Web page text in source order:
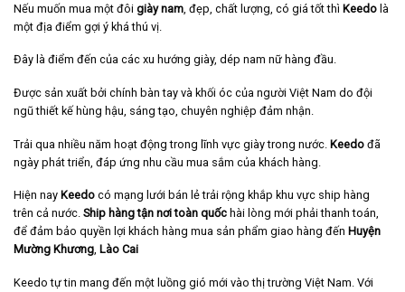
Nếu muốn mua một đôi giày nam , đẹp, chất lượng, có giá tốt thì Keedo là
một địa điểm gợi ý khá thú vị.
Đây là điểm đến của các xu hướng giày, dép nam nữ hàng đầu.
Được sản xuất bởi chính bàn tay và khối óc của người Việt Nam do đội
ngũ thiết kế hùng hậu, sáng tạo, chuyên nghiệp đảm nhận.
Trải qua nhiều năm hoạt động trong lĩnh vực giày trong nước. Keedo đã
ngày phát triển, đáp ứng nhu cầu mua sắm của khách hàng.
Hiện nay Keedo có mạng lưới bán lẻ trải rộng khắp khu vực ship hàng
trên cả nước. Ship hàng tận nơi toàn quốc hài lòng mới phải thanh toán,
để đảm bảo quyền lợi khách hàng mua sản phẩm giao hàng đến Huyện
Mường Khương, Lào Cai
Keedo tự tin mang đến một luồng gió mới vào thị trường Việt Nam. Với